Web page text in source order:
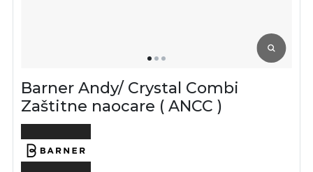
Barner Andy/ Crystal Combi
Zaštitne naocare ( ANCC )